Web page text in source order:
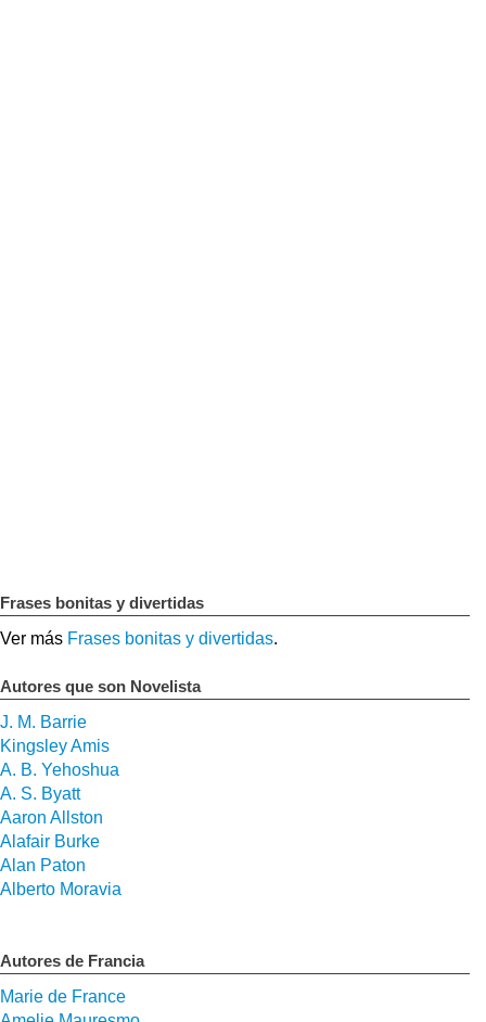
Frases bonitas y divertidas
Ver más Frases bonitas y divertidas.
Autores que son Novelista
J. M. Barrie
Kingsley Amis
A. B. Yehoshua
A. S. Byatt
Aaron Allston
Alafair Burke
Alan Paton
Alberto Moravia
Autores de Francia
Marie de France